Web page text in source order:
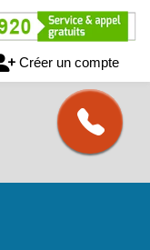
Créer un compte